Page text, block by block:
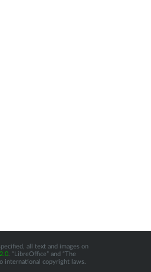
all text and images on
. “LibreOffice” and “The
international copyright laws.